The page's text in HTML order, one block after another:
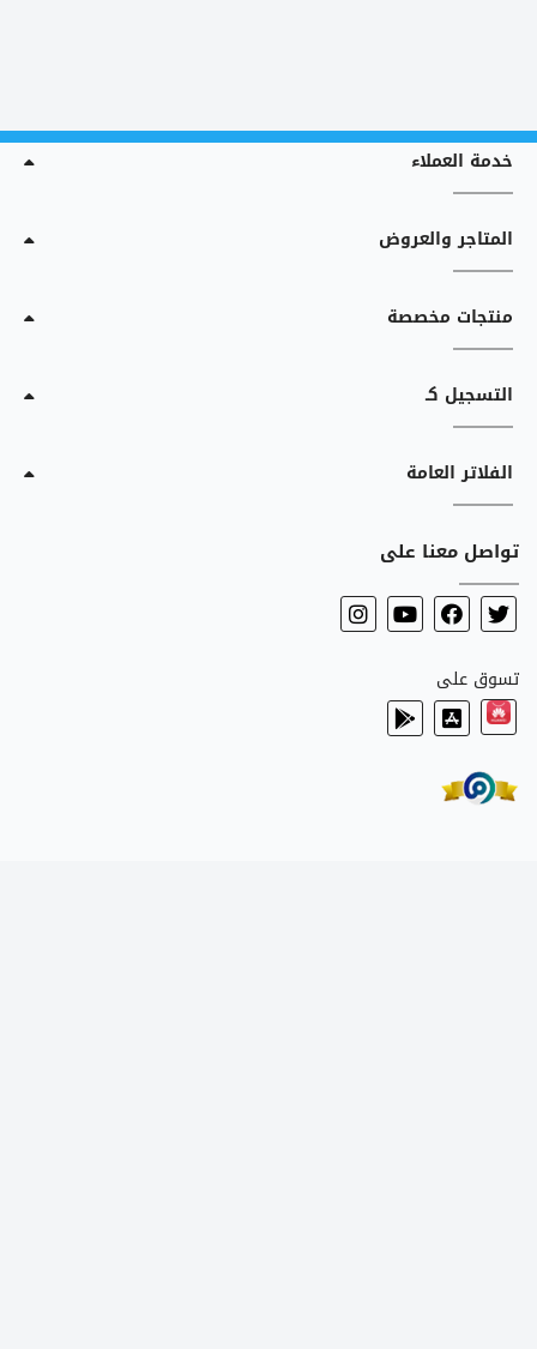
خدمة العملاء
المتاجر والعروض
منتجات مخصصة
التسجيل كـ
الفلاتر العامة
تواصل معنا على
تسوق على